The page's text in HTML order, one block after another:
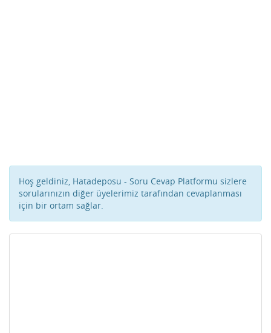
Hoş geldiniz, Hatadeposu - Soru Cevap Platformu sizlere
sorularınızın diğer üyelerimiz tarafından cevaplanması
için bir ortam sağlar.